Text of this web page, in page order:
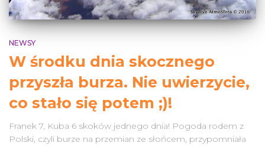
NEWSY
W środku dnia skocznego
przyszła burza. Nie uwierzycie,
co stało się potem ;)!
Franek 7, Kuba 6 skoków jednego dnia! Pogoda rodem z
Polski, czyli burze na przemian ze słońcem, przypomniała